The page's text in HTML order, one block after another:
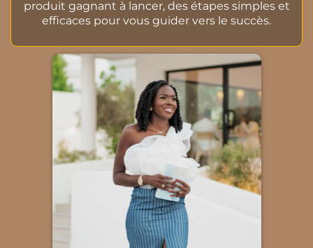
produit gagnant à lancer, des étapes simples et
efficaces pour vous guider vers le succès.